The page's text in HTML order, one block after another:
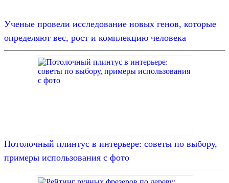
Ученые провели исследование новых генов, которые
определяют вес, рост и комплекцию человека
Потолочный плинтус в интерьере: советы по выбору,
примеры использования с фото